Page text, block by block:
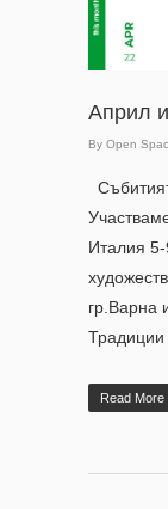
Април
By Open
Италия
гр.Варна
Традиции
Read More